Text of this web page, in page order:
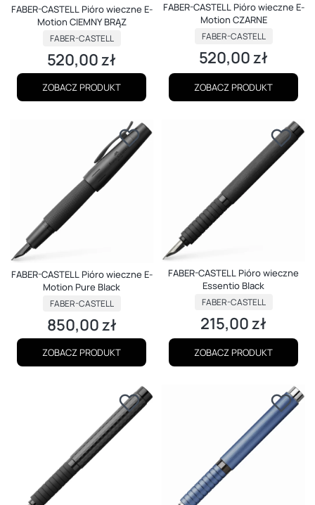
FABER-CASTELL Pióro wieczne E-
Motion CIEMNY BRĄZ
PRODUCENT
FABER-CASTELL
Cena
520,00 zł
ZOBACZ PRODUKT
FABER-CASTELL Pióro wieczne E-
Motion CZARNE
PRODUCENT
FABER-CASTELL
Cena
520,00 zł
ZOBACZ PRODUKT
FABER-CASTELL Pióro wieczne E-
Motion Pure Black
PRODUCENT
FABER-CASTELL
Cena
850,00 zł
ZOBACZ PRODUKT
FABER-CASTELL Pióro wieczne
Essentio Black
PRODUCENT
FABER-CASTELL
Cena
215,00 zł
ZOBACZ PRODUKT